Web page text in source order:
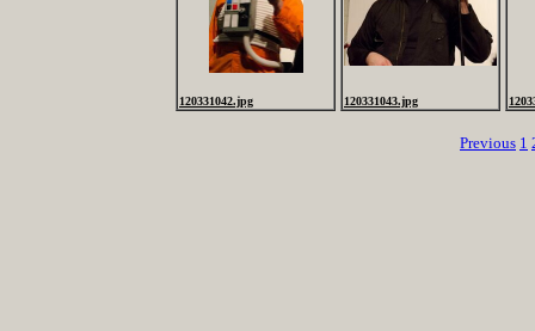
120331042.jpg 120331043.jpg
Previous 1